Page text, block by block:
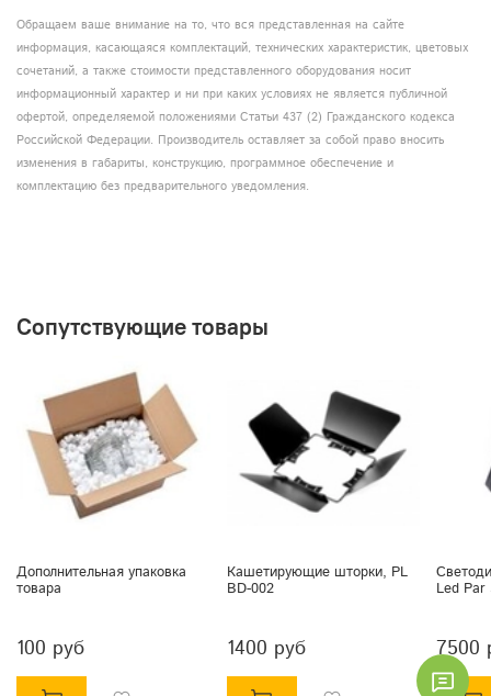
Обращаем ваше внимание на то, что вся представленная на сайте
информация, касающаяся комплектаций, технических характеристик, цветовых
сочетаний, а также стоимости представленного оборудования носит
информационный характер и ни при каких условиях не является публичной
офертой, определяемой положениями Статьи 437 (2) Гражданского кодекса
Российской Федерации. Производитель оставляет за собой право вносить
изменения в габариты, конструкцию, программное обеспечение и
комплектацию без предварительного уведомления.
Сопутствующие товары
Дополнительная упаковка
товара
100 руб
Кашетирующие шторки, PL
BD-002
1400 руб
Led Par
7500